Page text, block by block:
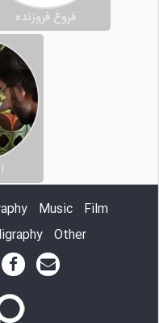
فروغ فروزنده
Music
Film
Other